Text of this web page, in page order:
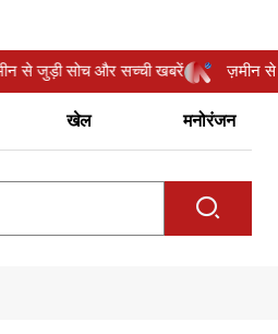
ज़मीन से जुड़ी सोच और सच्ची खबरें
खेल मनोरंजन